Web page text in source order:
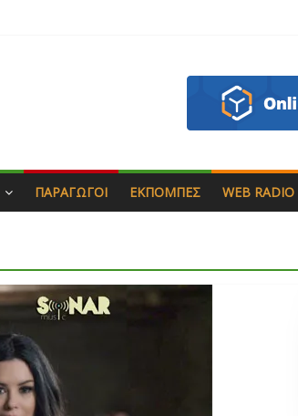
ΠΑΡΑΓΩΓΟΊ ΕΚΠΟΜΠΈΣ WEB RADIO